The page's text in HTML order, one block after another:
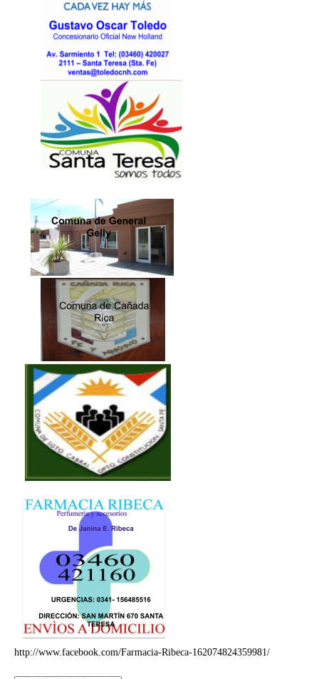
http://www.facebook.com/Farmacia-Ribeca-162074824359981/